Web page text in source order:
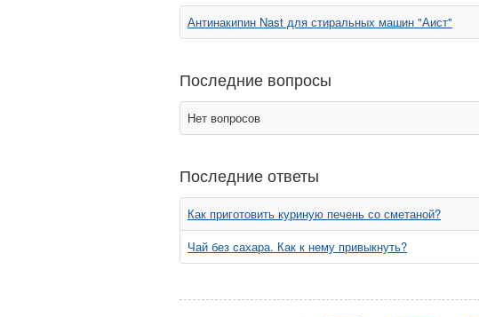
Антинакипин Nast для стиральных машин "Аист"
Последние вопросы
Нет вопросов
Последние ответы
Как приготовить куриную печень со сметаной?
Чай без сахара. Как к нему привыкнуть?